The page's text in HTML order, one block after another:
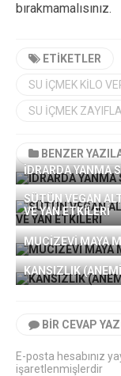
bırakmamalısınız.
ETIKETLER
SU IÇMEK KILO
SU IÇMEK
BENZER
İDRARDA YANMA
SÜTÜN VEGAN
VE YAN ETKİLERİ
MUCİZEVİ MAYA
KANSIZLIK
BIR CEVAP
E-posta hesabınız
işaretlenmişlerdir